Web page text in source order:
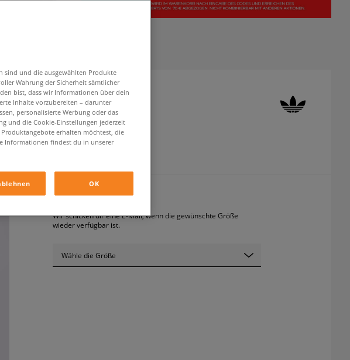
ADIDAS SAMBAE W
damen, sneaker
PRODUKT NICHT VERFÜGBAR
Wir schicken dir eine E-Mail, wenn die gewünschte Größe
wieder verfügbar ist.
Wähle die Größe
sind und die ausgewählten Produkte
Wahrung der Sicherheit sämtlicher
bist, dass wir Informationen über dein
Inhalte vorzubereiten – darunter
personalisierte Werbung oder das
und die Cookie-Einstellungen jederzeit
erhalten möchtest, die
Informationen findest du in unserer
OK